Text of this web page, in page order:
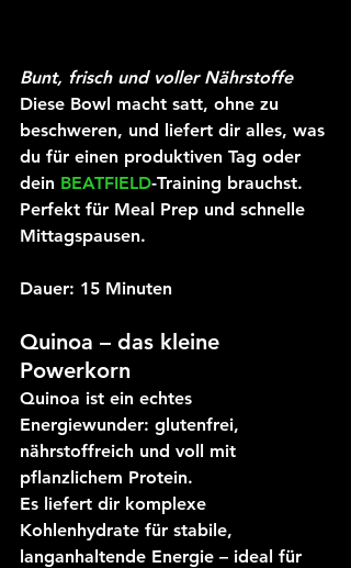
Bunt, frisch und voller Nährstoffe
Diese Bowl macht satt, ohne zu
beschweren, und liefert dir alles, was
du für einen produktiven Tag oder
dein BEATFIELD-Training brauchst.
Perfekt für Meal Prep und schnelle
Mittagspausen.
Dauer: 15 Minuten
Quinoa – das kleine
Powerkorn
Quinoa ist ein echtes
Energiewunder: glutenfrei,
nährstoffreich und voll mit
pflanzlichem Protein.
Es liefert dir komplexe
Kohlenhydrate für stabile,
langanhaltende Energie – ideal für